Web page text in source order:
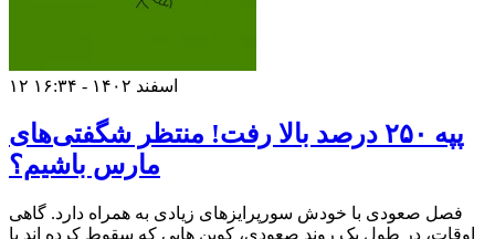
۱۲ اسفند ۱۴۰۲ - ۱۶:۳۴
پپه ۲۵۰ درصد بالا رفت! منتظر شگفتی‌های
مارس باشیم؟
فصل صعودی با خودش سورپرایزهای زیادی به همراه دارد. گاهی
اوقات، در طول یک روند صعودی، کوین هایی که سقوط کرده اند یا